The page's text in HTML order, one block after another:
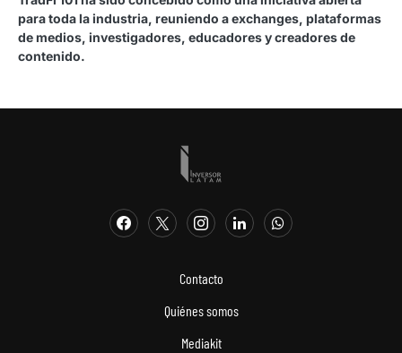
para toda la industria, reuniendo a exchanges, plataformas
de medios, investigadores, educadores y creadores de
contenido.
Contacto
Quiénes somos
Mediakit